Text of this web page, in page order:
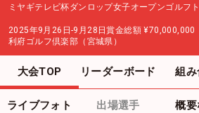
ミヤギテレビ杯ダンロップ女子オープンゴルフ
2025年9月26日-9月28日賞金総額 ¥70,000,000
利府ゴルフ倶楽部（宮城県）
大会TOP リーダーボード 組み
ライブフォト 出場選手 概